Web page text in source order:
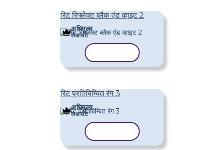
रिट रिफ्लेक्ट ब्लैक एंड व्हाइट 2
अधिमूल्य
लेआउट
रिट प्रतिबिम्बित रंग 3
अधिमूल्य
लेआउट